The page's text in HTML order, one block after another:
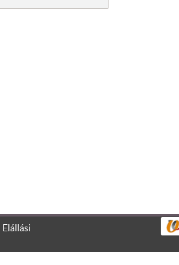
Elállásivalamint a látogatottság mérése céljából.